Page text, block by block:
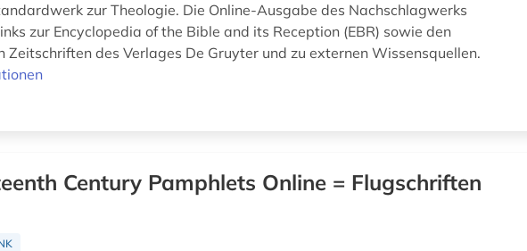
zur Theologie. Die Online-Ausgabe des Nachschlagwerks
zur Encyclopedia of the Bible and its Reception (EBR) sowie den
Zeitschriften des Verlages De Gruyter und zu externen Wissensquellen.
Century Pamphlets Online = Flugschriften